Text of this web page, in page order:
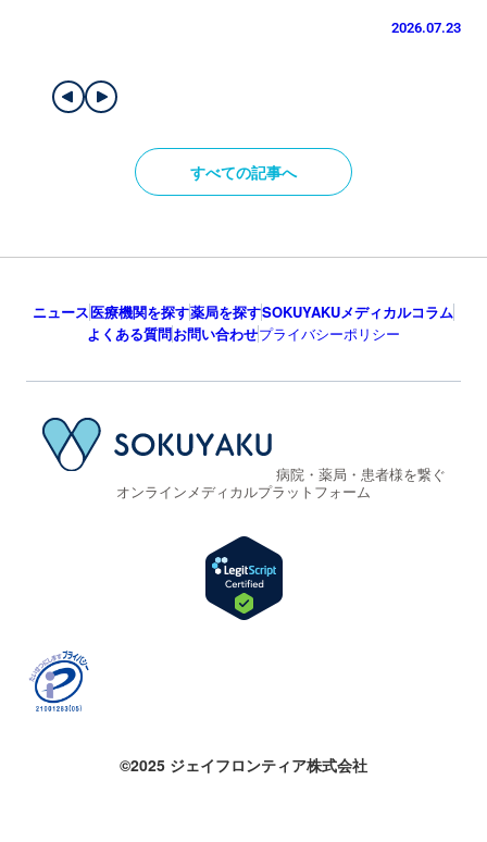
2026.07.23
すべての記事へ
ニュース医療機関を探す薬局を探すSOKUYAKUメディカルコラム
よくある質問お問い合わせプライバシーポリシー
病院・薬局・患者様を繋ぐ
オンラインメディカルプラットフォーム
©2025 ジェイフロンティア株式会社